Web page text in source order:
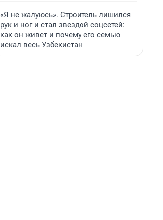
«Я не жалуюсь». Строитель лишился
рук и ног и стал звездой соцсетей:
как он живет и почему его семью
искал весь Узбекистан